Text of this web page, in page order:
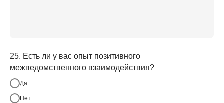
25. Есть ли у вас опыт позитивного
межведомственного взаимодействия?
Да
Нет